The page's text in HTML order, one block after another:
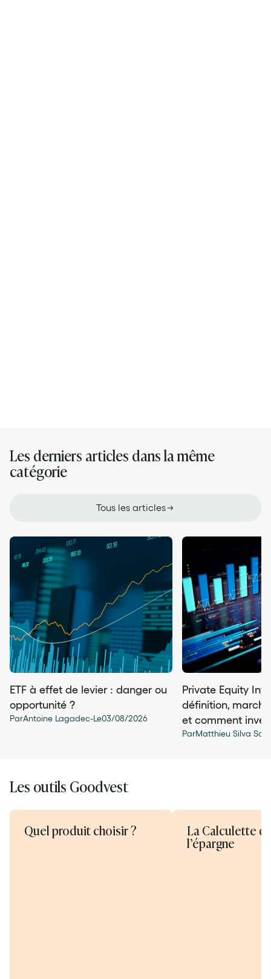
Les derniers articles dans la même
catégorie
Tous les articles
ETF à effet de levier : danger ou
opportunité ?
ParAntoine Lagadec-Le03/08/2026
Private Equity
définition,
et comment
ParMatthieu Silva
Les outils Goodvest
Quel produit choisir ? La Calculette
l’épargne